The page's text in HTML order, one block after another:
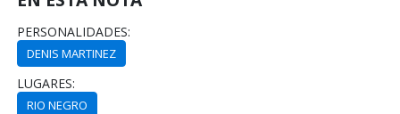
PERSONALIDADES:
DENIS MARTINEZ
LUGARES:
RIO NEGRO